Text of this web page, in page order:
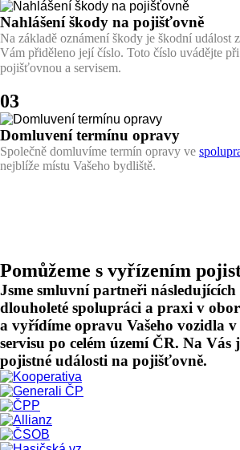
Nahlášení škody na pojišťovně
Na základě oznámení škody je škodní událost
Vám přiděleno její číslo. Toto číslo uvádějte
pojišťovnou a servisem.
03
Domluvení termínu opravy
Společně domluvíme termín opravy ve
nejblíže místu Vašeho bydliště.
Pomůžeme s vyřízením
Jsme smluvní partneři
dlouholeté spolupráci a praxi v
a vyřídíme opravu Vašeho vozidla
servisu po celém území ČR. Na Vás
pojistné události na pojišťovně.